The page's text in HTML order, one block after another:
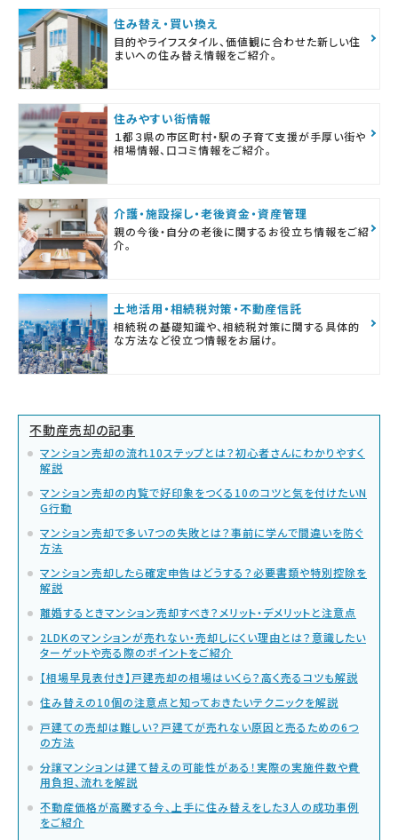
住み替え・買い換え
目的やライフスタイル、価値観に合わせた新しい住
まいへの住み替え情報をご紹介。
住みやすい街情報
１都３県の市区町村・駅の子育て支援が手厚い街や
相場情報、口コミ情報をご紹介。
介護・施設探し・老後資金・資産管理
親の今後・自分の老後に関するお役立ち情報をご紹
介。
土地活用・相続税対策・不動産信託
相続税の基礎知識や、相続税対策に関する具体的
な方法など役立つ情報をお届け。
不動産売却の記事
マンション売却の流れ10ステップとは？初心者さんにわかりやすく
解説
マンション売却の内覧で好印象をつくる10のコツと気を付けたいN
G行動
マンション売却で多い7つの失敗とは？事前に学んで間違いを防ぐ
方法
マンション売却したら確定申告はどうする？必要書類や特別控除を
解説
離婚するときマンション売却すべき？メリット・デメリットと注意点
2LDKのマンションが売れない・売却しにくい理由とは？意識したい
ターゲットや売る際のポイントをご紹介
【相場早見表付き】戸建売却の相場はいくら？高く売るコツも解説
住み替えの10個の注意点と知っておきたいテクニックを解説
戸建ての売却は難しい？戸建てが売れない原因と売るための6つ
の方法
分譲マンションは建て替えの可能性がある！実際の実施件数や費
用負担、流れを解説
不動産価格が高騰する今、上手に住み替えをした3人の成功事例
をご紹介